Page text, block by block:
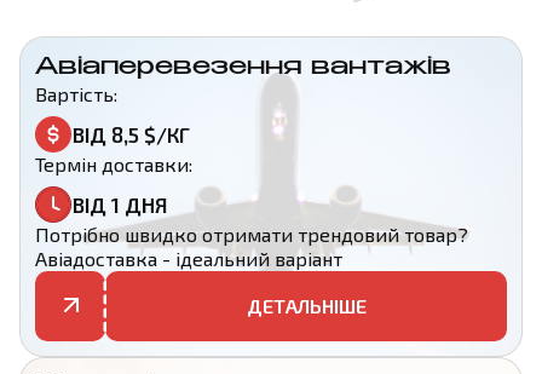
Авіаперевезення вантажів
Вартість:
ВІД 8,5 $/КГ
Термін доставки:
ВІД 1 ДНЯ
Потрібно швидко отримати трендовий товар?
Авіадоставка - ідеальний варіант
ДЕТАЛЬНІШЕ